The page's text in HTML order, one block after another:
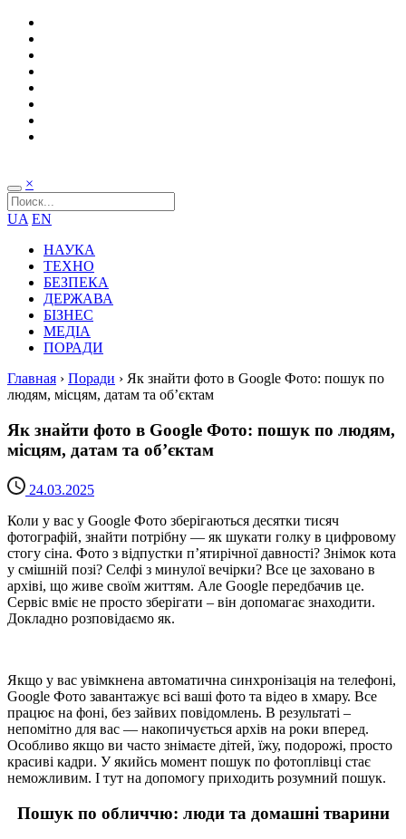
×
UA EN
НАУКА
ТЕХНО
БЕЗПЕКА
ДЕРЖАВА
БІЗНЕС
МЕДІА
ПОРАДИ
Главная › Поради › Як знайти фото в Google Фото: пошук по
людям, місцям, датам та об’єктам
Як знайти фото в Google Фото: пошук по людям,
місцям, датам та об’єктам
24.03.2025
Коли у вас у Google Фото зберігаються десятки тисяч
фотографій, знайти потрібну — як шукати голку в цифровому
стогу сіна. Фото з відпустки п’ятирічної давності? Знімок кота
у смішній позі? Селфі з минулої вечірки? Все це заховано в
архіві, що живе своїм життям. Але Google передбачив це.
Сервіс вміє не просто зберігати – він допомагає знаходити.
Докладно розповідаємо як.
Якщо у вас увімкнена автоматична синхронізація на телефоні,
Google Фото завантажує всі ваші фото та відео в хмару. Все
працює на фоні, без зайвих повідомлень. В результаті –
непомітно для вас — накопичується архів на роки вперед.
Особливо якщо ви часто знімаєте дітей, їжу, подорожі, просто
красиві кадри. У якийсь момент пошук по фотоплівці стає
неможливим. І тут на допомогу приходить розумний пошук.
Пошук по обличчю: люди та домашні тварини